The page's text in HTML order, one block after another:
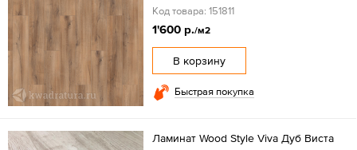
Код товара: 151811
1'600 р./м2
В корзину
Быстрая покупка
Ламинат Wood Style Viva Дуб Виста